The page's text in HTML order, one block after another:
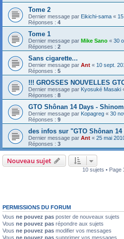
Tome 2
Dernier message par Eikichi-sama «
Réponses : 4
Tome 1
Dernier message par Mike Sano « 30
Réponses : 2
Sans cigarette...
Dernier message par Ant « 10 sept.
Réponses : 5
!!! GROSSES NOUVELLES
Dernier message par Kyosuké Masaki
Réponses : 8
GTO Shônan 14 Days -
Dernier message par Kopagreg « 30
Réponses : 9
des infos sur "GTO Shônan 14
Dernier message par Ant « 25 mai
Réponses : 3
Nouveau sujet
10 sujets • Page
PERMISSIONS DU FORUM
Vous ne pouvez pas poster de nouveaux sujets
Vous ne pouvez pas répondre aux sujets
Vous ne pouvez pas modifier vos messages
Vous ne pouvez pas supprimer vos messages